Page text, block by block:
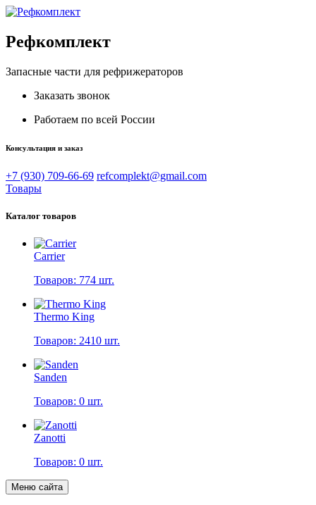
Рефкомплект
Запасные части для рефрижераторов
Заказать звонок
Работаем по всей России
Консультация и заказ
+7 (930) 709-66-69 refcomplekt@gmail.com
Товары
Каталог товаров
Carrier
Товаров: 774 шт.
Thermo King
Товаров: 2410 шт.
Sanden
Товаров: 0 шт.
Zanotti
Товаров: 0 шт.
Меню сайта